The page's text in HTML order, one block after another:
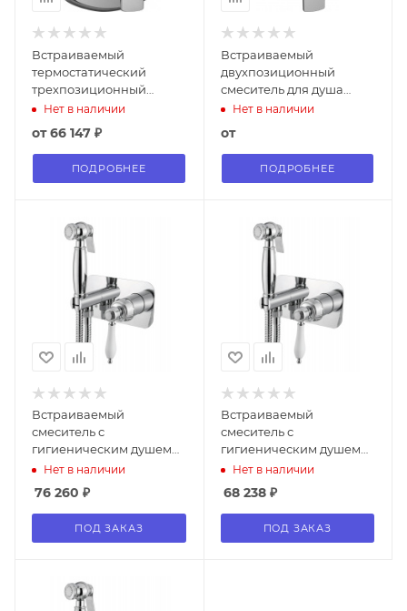
Встраиваемый
термостатический
трехпозиционный
смеситель для душа
VDIM3-TB-01
Нет в наличии
от66 147 ₽
ПОДРОБНЕЕ
Встраиваемый
двухпозиционный
смеситель для душа
CEZARES GLOBO-F-
Нет в наличии
от
ПОДРОБНЕЕ
Встраиваемый
смеситель с
гигиеническим душем
CEZARES APHRODITE-
Нет в наличии
76 260 ₽
ПОД ЗАКАЗ
Встраиваемый
смеситель с
гигиеническим душем
CEZARES APHRODITE-
Нет в наличии
68 238₽
ПОД ЗАКАЗ